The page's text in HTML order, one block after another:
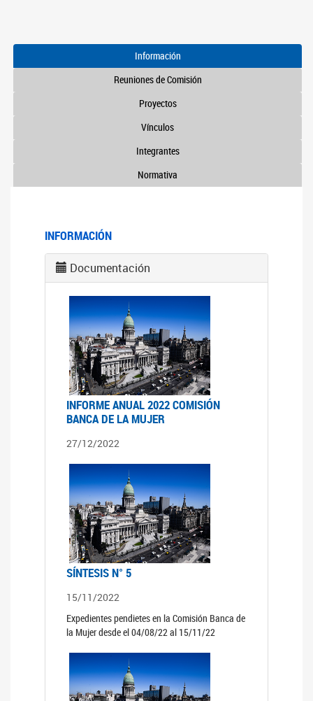
Información
Reuniones de Comisión
Proyectos
Vínculos
Integrantes
Normativa
INFORMACIÓN
Documentación
INFORME ANUAL 2022 COMISIÓN
BANCA DE LA MUJER
27/12/2022
SÍNTESIS N° 5
15/11/2022
Expedientes pendietes en la Comisión Banca de
la Mujer desde el 04/08/22 al 15/11/22